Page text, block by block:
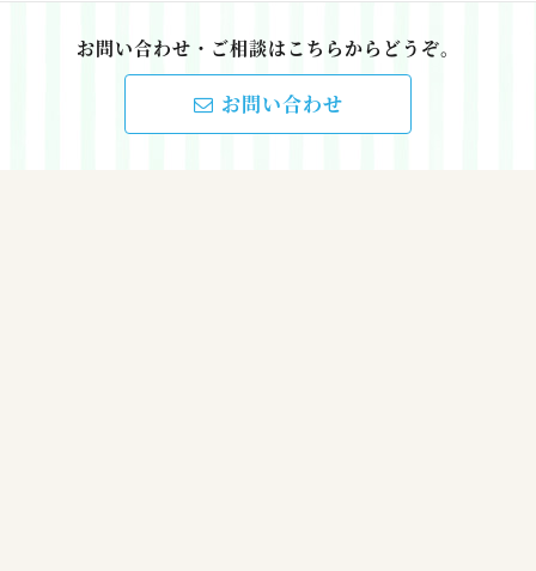
お問い合わせ・ご相談はこちらからどうぞ。
お問い合わせ